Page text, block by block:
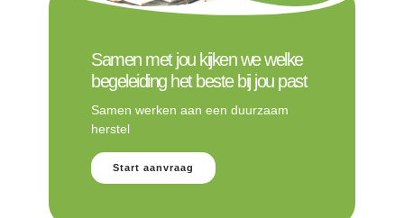
Samen met jou kijken we welke
begeleiding het beste bij jou past
Samen werken aan een duurzaam
herstel
Start aanvraag